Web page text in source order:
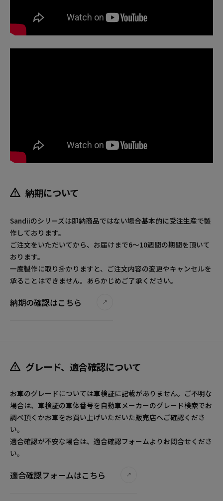
納期について
Sandiiのシリーズは即納商品ではない場合基本的に受注生産で製
作しております。
ご注文をいただいてから、お届けまで6～10週間の期間を頂いて
おります。
一度製作に取り掛かりますと、ご注文内容の変更やキャンセルを
承ることはできません。あらかじめご了承ください。
納期の確認はこちら
グレード、適合確認について
お車のグレードについては車検証に記載がありません。ご不明な
場合は、車検証の車体番号を自動車メーカーのグレード検索でお
調べ頂くかお車をお買い上げいただいた販売店へご確認くださ
い。
適合確認が不安な場合は、適合確認フォームよりお問合せくださ
い。
適合確認フォームはこちら